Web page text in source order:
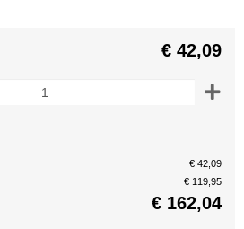
€ 42,09
€ 42,09
€ 119,95
€ 162,04